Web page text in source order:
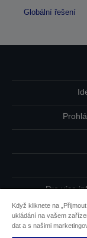
Globální řešení
Pro více
Když kliknete na
ukládání na vašem
dat a s našimi